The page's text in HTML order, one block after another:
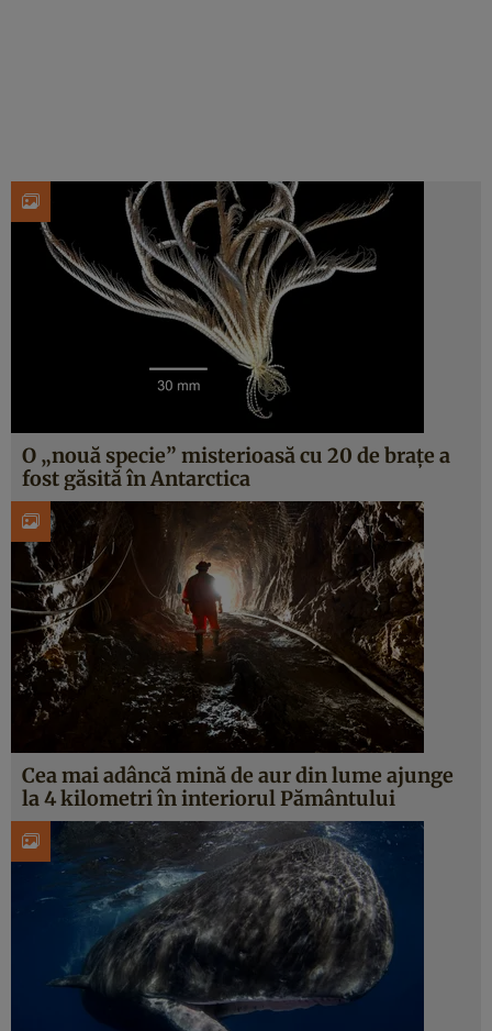
O „nouă specie” misterioasă cu 20 de brațe a
fost găsită în Antarctica
Cea mai adâncă mină de aur din lume ajunge
la 4 kilometri în interiorul Pământului